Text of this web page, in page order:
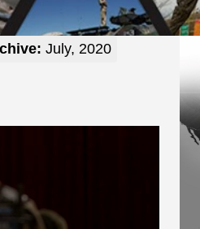
July, 2020